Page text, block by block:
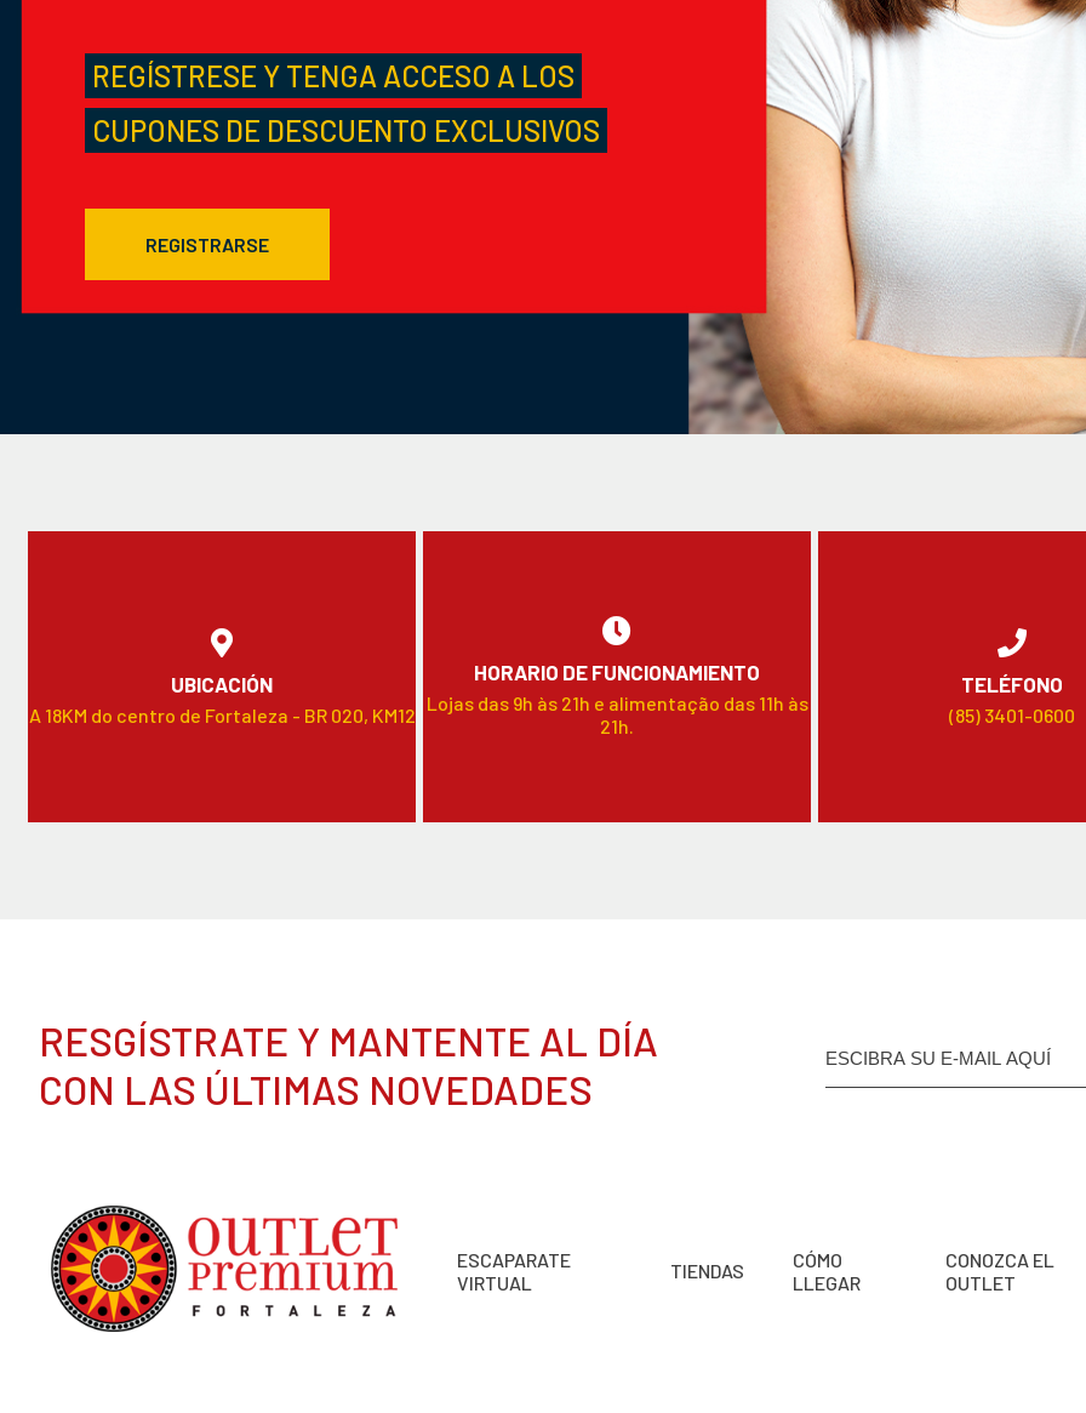
REGÍSTRESE Y TENGA ACCESO A LOS
CUPONES DE DESCUENTO EXCLUSIVOS
REGISTRARSE
UBICACIÓN
A 18KM do centro de Fortaleza - BR 020, KM12
HORARIO DE FUNCIONAMIENTO
Lojas das 9h às 21h e alimentação das 11h às
21h.
TELÉFONO
(85) 3401-0600
RESGÍSTRATE Y MANTENTE AL DÍA
CON LAS ÚLTIMAS NOVEDADES
ESCAPARATE
VIRTUAL
TIENDAS
CÓMO
LLEGAR
CONOZCA EL
OUTLET